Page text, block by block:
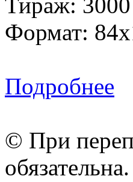
Формат:
Подробнее
© При
обязательна.